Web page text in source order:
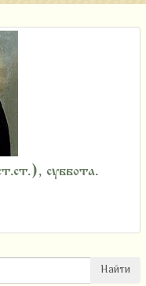
суббота.
Найти